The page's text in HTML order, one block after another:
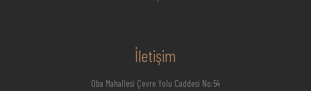
İletişim
Oba Mahallesi Çevre Yolu Caddesi No:54